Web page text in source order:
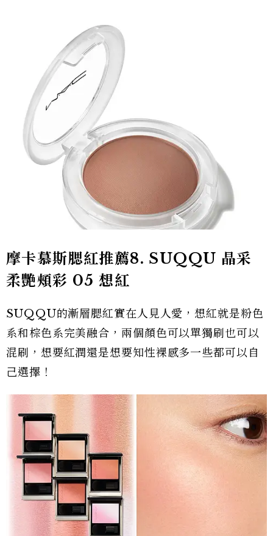
摩卡慕斯腮紅推薦8. SUQQU 晶采
柔艷頰彩 05 想紅
SUQQU的漸層腮紅實在人見人愛，想紅就是粉色
系和棕色系完美融合，兩個顏色可以單獨刷也可以
混刷，想要紅潤還是想要知性裸感多一些都可以自
己選擇！